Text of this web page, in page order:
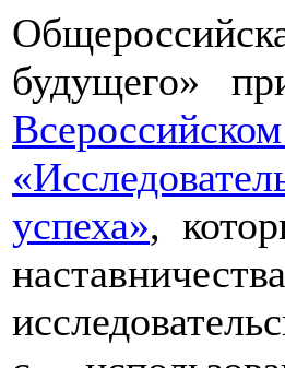
будущего»
успеха»,